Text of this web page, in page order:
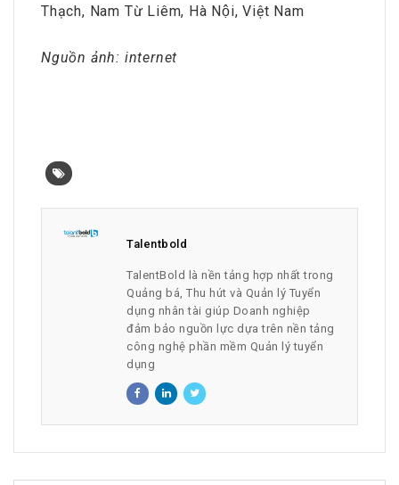
Thạch, Nam Từ Liêm, Hà Nội, Việt Nam
Nguồn ảnh: internet
Talentbold
TalentBold là nền tảng hợp nhất trong
Quảng bá, Thu hút và Quản lý Tuyển
dụng nhân tài giúp Doanh nghiệp
đảm bảo nguồn lực dựa trên nền tảng
công nghệ phần mềm Quản lý tuyển
dụng